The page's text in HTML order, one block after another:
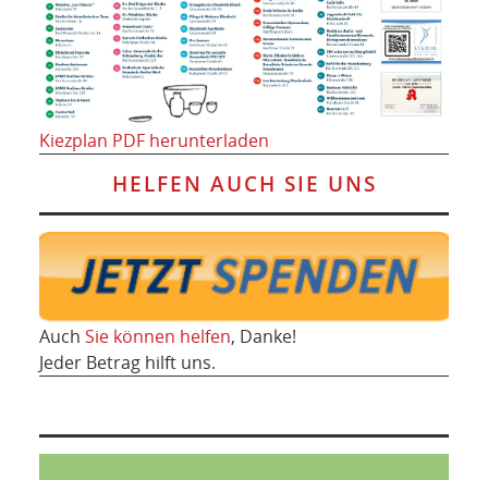
Kiezplan PDF herunterladen
HELFEN AUCH SIE UNS
Auch Sie können helfen, Danke!
Jeder Betrag hilft uns.